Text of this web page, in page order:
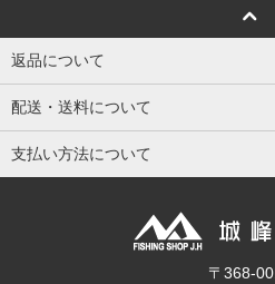
返品について
配送・送料について
支払い方法について
〒368-